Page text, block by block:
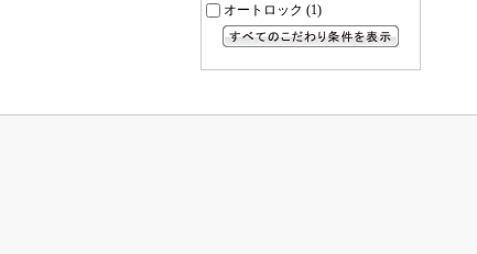
オートロック (1)